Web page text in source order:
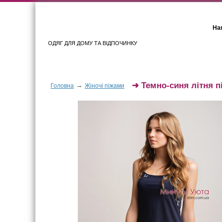
ОДЯГ ДЛЯ ДОМУ ТА ВІДПОЧИНКУ
Головна → Жіночі піжами ➜ Темно-синя літня